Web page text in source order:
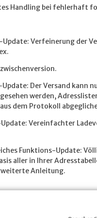
Handling bei fehlerhaft
Update: Verfeinerung der
Der Versand kann
werden,
dem Protokoll
Vereinfachter
Funktions-Update:
aller in Ihrer
Anleitung.